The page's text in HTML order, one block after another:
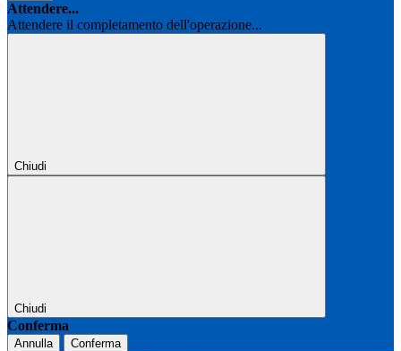
Attendere...
Attendere il completamento dell'operazione...
Chiudi
Chiudi
Conferma
Annulla Conferma